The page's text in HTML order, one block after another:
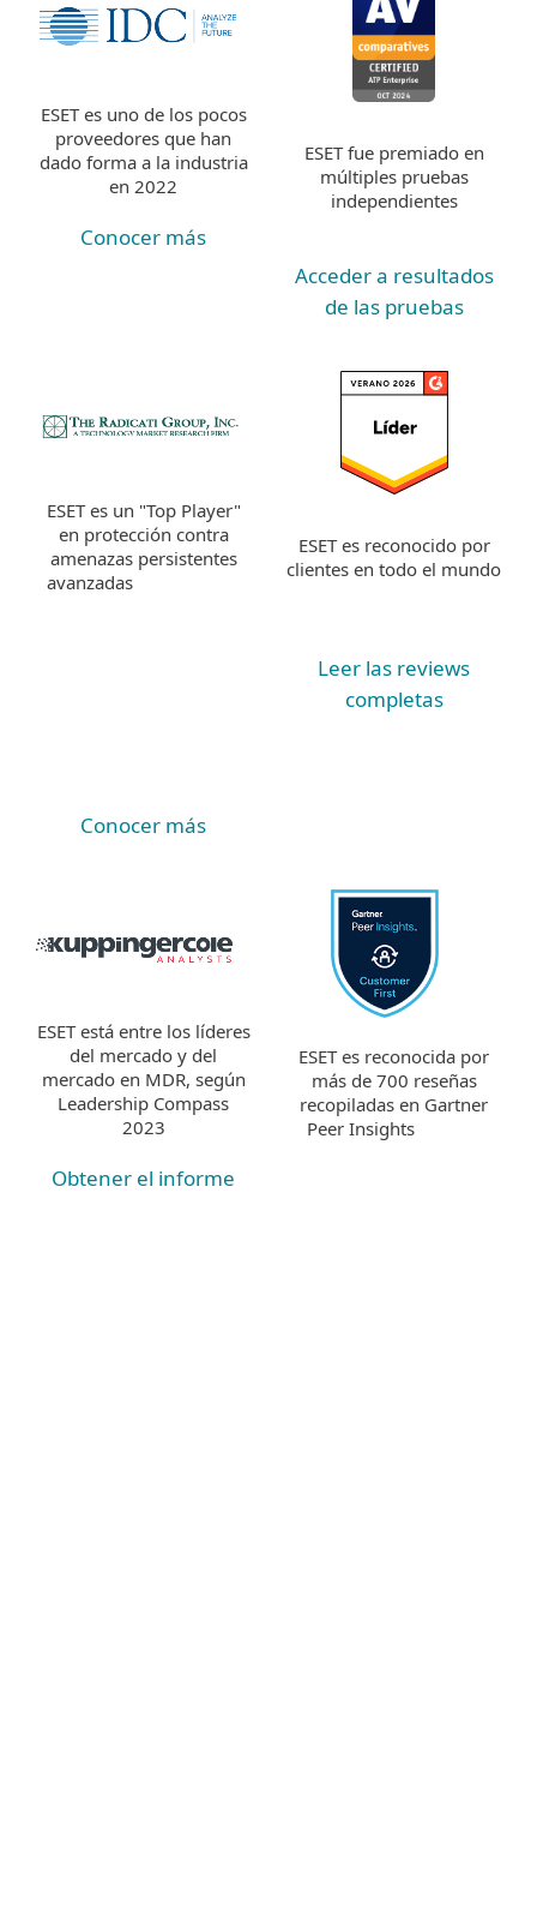
ESET es uno de los pocos
proveedores que han
dado forma a la industria
en 2022
Conocer más
ESET fue premiado en
múltiples pruebas
independientes
Acceder a resultados
de las pruebas
ESET es un "Top Player"
en protección contra
amenazas persistentes
avanzadas
Conocer más
ESET es reconocido por
clientes en todo el mundo
Leer las reviews
completas
ESET está entre los líderes
del mercado y del
mercado en MDR, según
Leadership Compass
2023
Obtener el informe
ESET es reconocida por
más de 700 reseñas
recopiladas en Gartner
Peer Insights